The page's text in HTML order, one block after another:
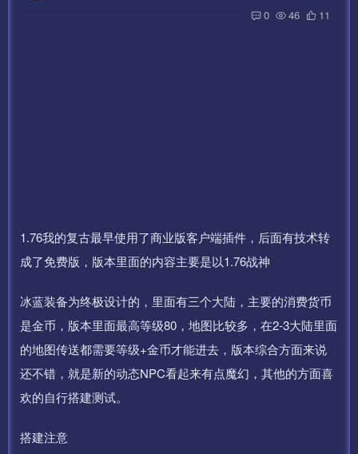
0 46 11
1.76我的复古最早使用了商业版客户端插件，后面有技术转
成了免费版，版本里面的内容主要是以1.76战神
冰蓝装备为终极设计的，里面有三个大陆，主要的消费货币
是金币，版本里面最高等级80，地图比较多，在2-3大陆里面
的地图传送都需要等级+金币才能进去，版本综合方面来说
还不错，就是新的动态NPC看起来有点魔幻，其他的方面喜
欢的自行搭建测试。
搭建注意